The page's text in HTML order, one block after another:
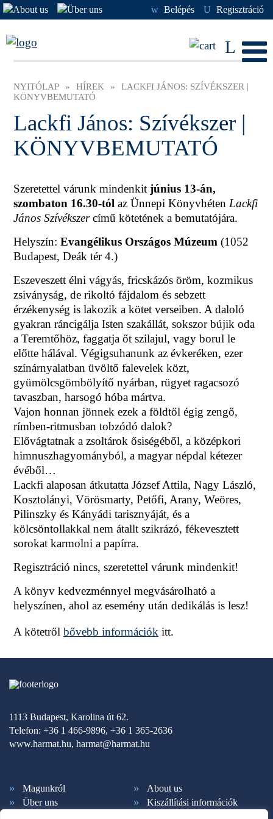
w Belépés U Regisztráció
L
NYITÓLAP » HÍREK »
LACKFI JÁNOS: SZÍVÉKSZER |
KÖNYVBEMUTATÓ
Lackfi János: Szívékszer |
KÖNYVBEMUTATÓ
Szeretettel várunk mindenkit június 13-án,
szombaton 16.30-tól az Ünnepi Könyvhéten Lackfi
János Szívékszercímű kötetének a bemutatójára.
Helyszín: Evangélikus Országos Múzeum (1052
Budapest, Deák tér 4.)
Eszeveszett élni vágyás, fricskázós öröm, kozmikus
zsiványság, de rikoltó fájdalom és sebzett
érzékenység is lakozik a kötet verseiben. A daloló
gyakran ráncigálja Isten szakállát, sokszor bújik oda
a Teremtőhöz, faggatja őt szilajul, vagy borul le
előtte hálával. Végigsuhanunk az évkeréken, ezer
színárnyalatban üvöltő falevelek közt,
gyümölcsgömbölyítő nyárban, rügyet ragacsozó
tavaszban, harsogó hóba mártva.
Vajon honnan jönnek ezek a földtől égig zengő,
rímben-ritmusban tobzódó dalok?
Elővágtatnak a zsoltárok ősiségéből, a középkori
himnuszhagyományból, a magyar népdal kétezer
évéből…
Lackfi alaposan átkutatta József Attila, Nagy László,
Kosztolányi, Vörösmarty, Petőfi, Arany, Weöres,
Pilinszky és Kányádi tarisznyáját, és a
kölcsöntollakkal nem átallt szikrázó, fékevesztett
sorokat karmolni a papírra.
Regisztráció nincs, szeretettel várunk mindenkit!
A könyv kedvezménnyel megvásárolható a
helyszínen, ahol az esemény után dedikálás is lesz!
A kötetről bővebb információk itt.
1113 Budapest, Karolina út 62.
Telefon: +36 1 466-9896, +36 1 365-2636
www.harmat.hu, harmat@harmat.hu
Magunkról
About us
Über uns
Kiszállítási információk